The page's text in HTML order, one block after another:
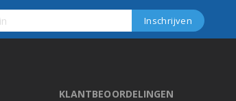
KLANTBEOORDELINGEN